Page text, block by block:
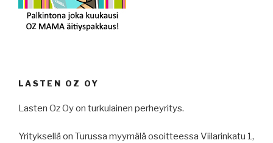
LASTEN OZ OY
Lasten Oz Oy on turkulainen perheyritys.
Yrityksellä on Turussa myymälä osoitteessa Viilarinkatu 1,